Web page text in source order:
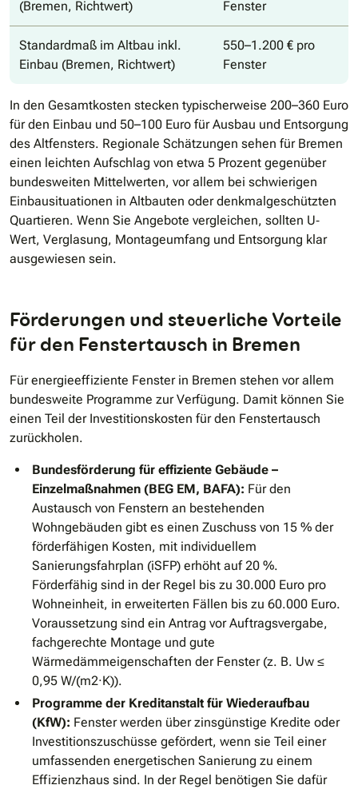
(Bremen, Richtwert) Fenster
Standardmaß im Altbau inkl.
Einbau (Bremen, Richtwert)
550–1.200 € pro
Fenster
In den Gesamtkosten stecken typischerweise 200–360 Euro
für den Einbau und 50–100 Euro für Ausbau und Entsorgung
des Altfensters. Regionale Schätzungen sehen für Bremen
einen leichten Aufschlag von etwa 5 Prozent gegenüber
bundesweiten Mittelwerten, vor allem bei schwierigen
Einbausituationen in Altbauten oder denkmalgeschützten
Quartieren. Wenn Sie Angebote vergleichen, sollten U‐
Wert, Verglasung, Montageumfang und Entsorgung klar
ausgewiesen sein.
Förderungen und steuerliche Vorteile
für den Fenstertausch in Bremen
Für energieeffiziente Fenster in Bremen stehen vor allem
bundesweite Programme zur Verfügung. Damit können Sie
einen Teil der Investitionskosten für den Fenstertausch
zurückholen.
Bundesförderung für effiziente Gebäude –
Einzelmaßnahmen (BEG EM, BAFA): Für den
Austausch von Fenstern an bestehenden
Wohngebäuden gibt es einen Zuschuss von 15 % der
förderfähigen Kosten, mit individuellem
Sanierungsfahrplan (iSFP) erhöht auf 20 %.
Förderfähig sind in der Regel bis zu 30.000 Euro pro
Wohneinheit, in erweiterten Fällen bis zu 60.000 Euro.
Voraussetzung sind ein Antrag vor Auftragsvergabe,
fachgerechte Montage und gute
Wärmedämmeigenschaften der Fenster (z. B. Uw ≤
0,95 W/(m2·K)).
Programme der Kreditanstalt für Wiederaufbau
(KfW): Fenster werden über zinsgünstige Kredite oder
Investitionszuschüsse gefördert, wenn sie Teil einer
umfassenden energetischen Sanierung zu einem
Effizienzhaus sind. In der Regel benötigen Sie dafür